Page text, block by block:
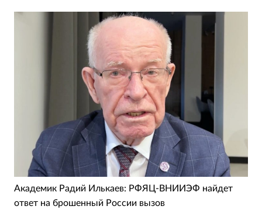
Академик Радий Илькаев: РФЯЦ-ВНИИЭФ найдет
ответ на брошенный России вызов